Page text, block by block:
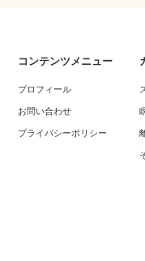
ます
コンテンツメニュー
プロフィール
お問い合わせ
プライバシーポリシー